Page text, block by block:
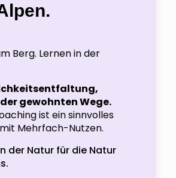
Berg. Lernen in der
gewohnten Wege.
ist ein sinnvolles
Mehrfach-Nutzen.
der Natur für die Natur